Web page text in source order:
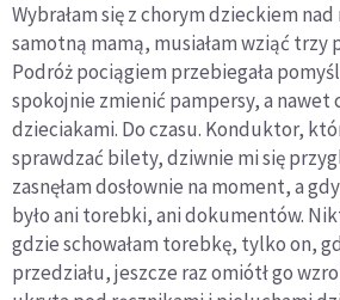
Wybrałam się z chorym dzieckiem
samotną mamą, musiałam wziąć trzy
Podróż pociągiem przebiegała
spokojnie zmienić pampersy, a nawet
dzieciakami. Do czasu. Konduktor,
sprawdzać bilety, dziwnie mi się
zasnęłam dosłownie na moment, a
było ani torebki, ani dokumentów.
gdzie schowałam torebkę, tylko on,
przedziału, jeszcze raz omiótł go